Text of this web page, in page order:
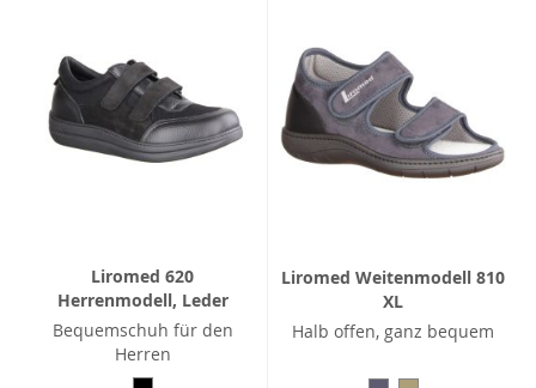
Liromed 620
Herrenmodell, Leder
Bequemschuh für den
Herren
Liromed Weitenmodell 810
XL
Halb offen, ganz bequem